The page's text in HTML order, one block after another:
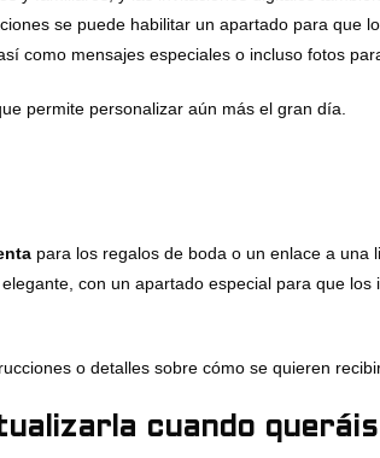
se puede habilitar un apartado para que
como mensajes especiales o incluso fotos
permite personalizar aún más el gran día.
para los regalos de boda o un enlace a una
con un apartado especial para que los
o detalles sobre cómo se quieren
cuando queráis